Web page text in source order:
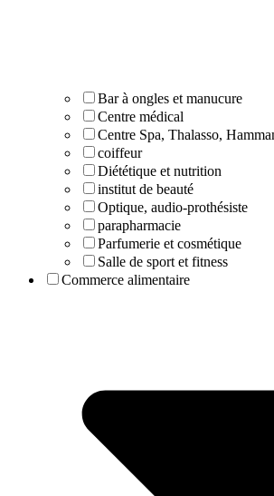
Bar à ongles et manucure
Centre médical
Centre Spa, Thalasso,
coiffeur
Diététique et nutrition
institut de beauté
Optique, audio-prothésiste
parapharmacie
Parfumerie et cosmétique
Salle de sport et fitness
Commerce alimentaire